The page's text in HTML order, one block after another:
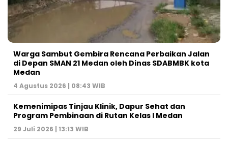
Warga Sambut Gembira Rencana Perbaikan Jalan
di Depan SMAN 21 Medan oleh Dinas SDABMBK kota
Medan
4 Agustus 2026 | 08:43 WIB
Kemenimipas Tinjau Klinik, Dapur Sehat dan
Program Pembinaan di Rutan Kelas I Medan
29 Juli 2026 | 13:13 WIB